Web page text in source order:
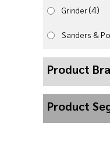
Grinder(4)
Sanders &
Product
Product